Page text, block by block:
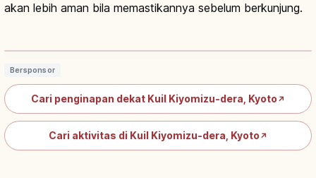
akan lebih aman bila memastikannya sebelum berkunjung.
Kiyomizu-dera Kyoto: Panggung Kayu,
Bersponsor
Cari penginapan dekat Kuil Kiyomizu-dera, Kyoto ↗
Cari aktivitas di Kuil Kiyomizu-dera, Kyoto ↗